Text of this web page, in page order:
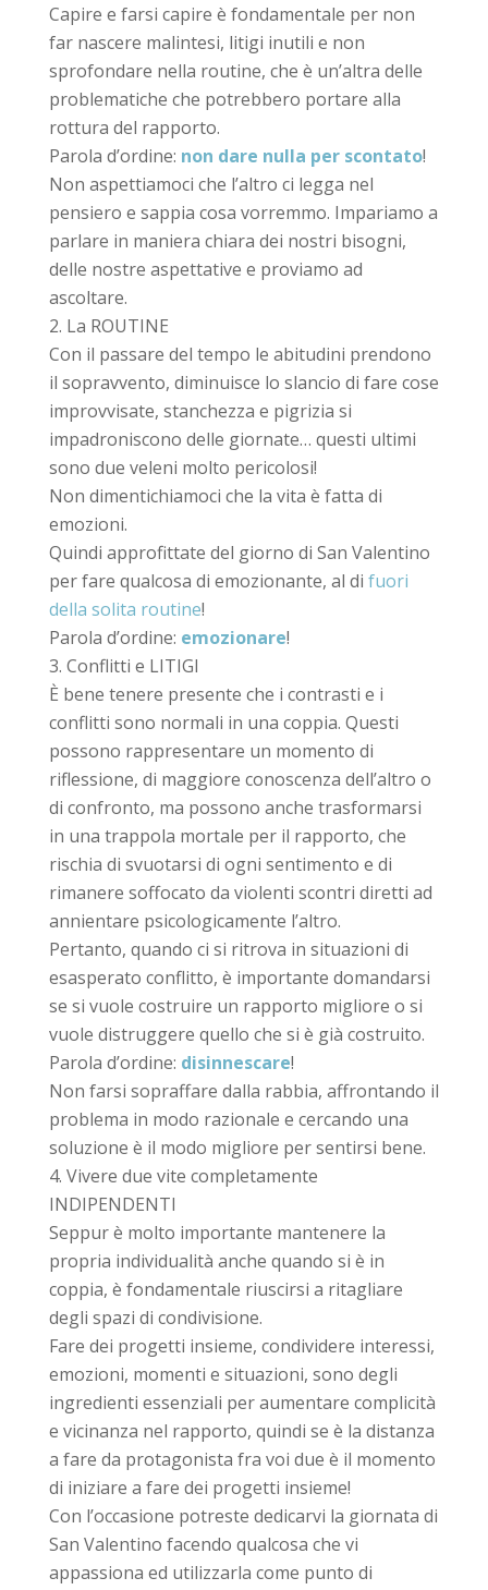
Capire e farsi capire è fondamentale per non
far nascere malintesi, litigi inutili e non
sprofondare nella routine, che è un’altra delle
problematiche che potrebbero portare alla
rottura del rapporto.
Parola d’ordine: non dare nulla per scontato!
Non aspettiamoci che l’altro ci legga nel
pensiero e sappia cosa vorremmo. Impariamo a
parlare in maniera chiara dei nostri bisogni,
delle nostre aspettative e proviamo ad
ascoltare.
La ROUTINE
Con il passare del tempo le abitudini prendono
il sopravvento, diminuisce lo slancio di fare cose
improvvisate, stanchezza e pigrizia si
impadroniscono delle giornate… questi ultimi
sono due veleni molto pericolosi!
Non dimentichiamoci che la vita è fatta di
emozioni.
Quindi approfittate del giorno di San Valentino
per fare qualcosa di emozionante, al di fuori
della solita routine!
Parola d’ordine: emozionare!
Conflitti e LITIGI
È bene tenere presente che i contrasti e i
conflitti sono normali in una coppia. Questi
possono rappresentare un momento di
riflessione, di maggiore conoscenza dell’altro o
di confronto, ma possono anche trasformarsi
in una trappola mortale per il rapporto, che
rischia di svuotarsi di ogni sentimento e di
rimanere soffocato da violenti scontri diretti ad
annientare psicologicamente l’altro.
Pertanto, quando ci si ritrova in situazioni di
esasperato conflitto, è importante domandarsi
se si vuole costruire un rapporto migliore o si
vuole distruggere quello che si è già costruito.
Parola d’ordine: disinnescare!
Non farsi sopraffare dalla rabbia, affrontando il
problema in modo razionale e cercando una
soluzione è il modo migliore per sentirsi bene.
Vivere due vite completamente
INDIPENDENTI
Seppur è molto importante mantenere la
propria individualità anche quando si è in
coppia, è fondamentale riuscirsi a ritagliare
degli spazi di condivisione.
Fare dei progetti insieme, condividere interessi,
emozioni, momenti e situazioni, sono degli
ingredienti essenziali per aumentare complicità
e vicinanza nel rapporto, quindi se è la distanza
a fare da protagonista fra voi due è il momento
di iniziare a fare dei progetti insieme!
Con l’occasione potreste dedicarvi la giornata di
San Valentino facendo qualcosa che vi
appassiona ed utilizzarla come punto di